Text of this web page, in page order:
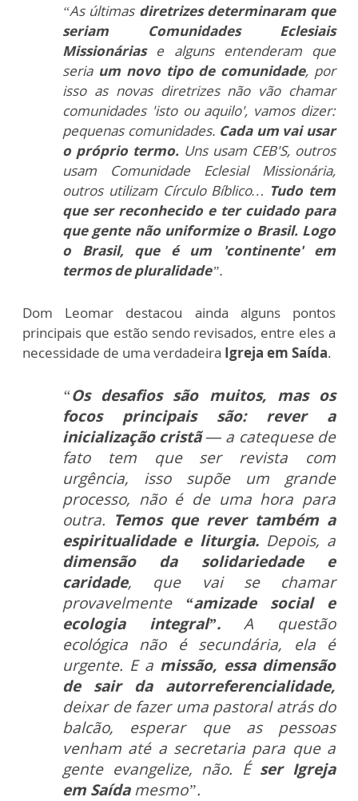
“As últimasdiretrizes determinaram que
seriam Comunidades Eclesiais
Missionáriase alguns entenderam que
seria um novo tipo de comunidade, por
isso as novas diretrizes não vão chamar
comunidades 'isto ou aquilo', vamos dizer:
pequenas comunidades. Cada um vai usar
o próprio termo. Uns usam CEB'S, outros
usam Comunidade Eclesial Missionária,
outros utilizam Círculo Bíblico… Tudo tem
que ser reconhecido e ter cuidado para
que gente não uniformize o Brasil. Logo
o Brasil, que é um 'continente' em
termos de pluralidade”.
Dom Leomar destacou ainda alguns pontos
principais que estão sendo revisados, entre eles a
necessidade de uma verdadeira Igreja em Saída.
“Os desafios são muitos, mas os
focos principais são: rever a
inicialização cristã — a catequese de
fato tem que ser revista com
urgência, isso supõe um grande
processo, não é de uma hora para
outra. Temos que rever também a
espiritualidade e liturgia.Depois, a
dimensão da solidariedade e
caridade, que vai se chamar
provavelmente “amizade social e
ecologia integral”.A questão
ecológica não é secundária, ela é
urgente. E a missão, essa dimensão
de sair da autorreferencialidade,
deixar de fazer uma pastoral atrás do
balcão, esperar que as pessoas
venham até a secretaria para que a
gente evangelize, não. É ser Igreja
em Saídamesmo”.